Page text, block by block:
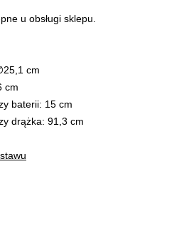
u obsługi sklepu.
cm
cm
baterii: 15 cm
drążka: 91,3 cm